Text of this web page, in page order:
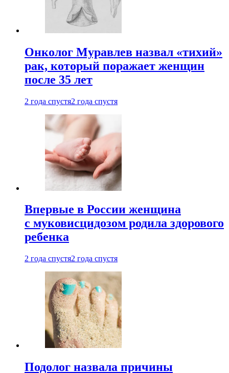
Онколог Муравлев назвал «тихий»
рак, который поражает женщин
после 35 лет
2 года спустя2 года спустя
Впервые в России женщина
с муковисцидозом родила здорового
ребенка
2 года спустя2 года спустя
Подолог назвала причины